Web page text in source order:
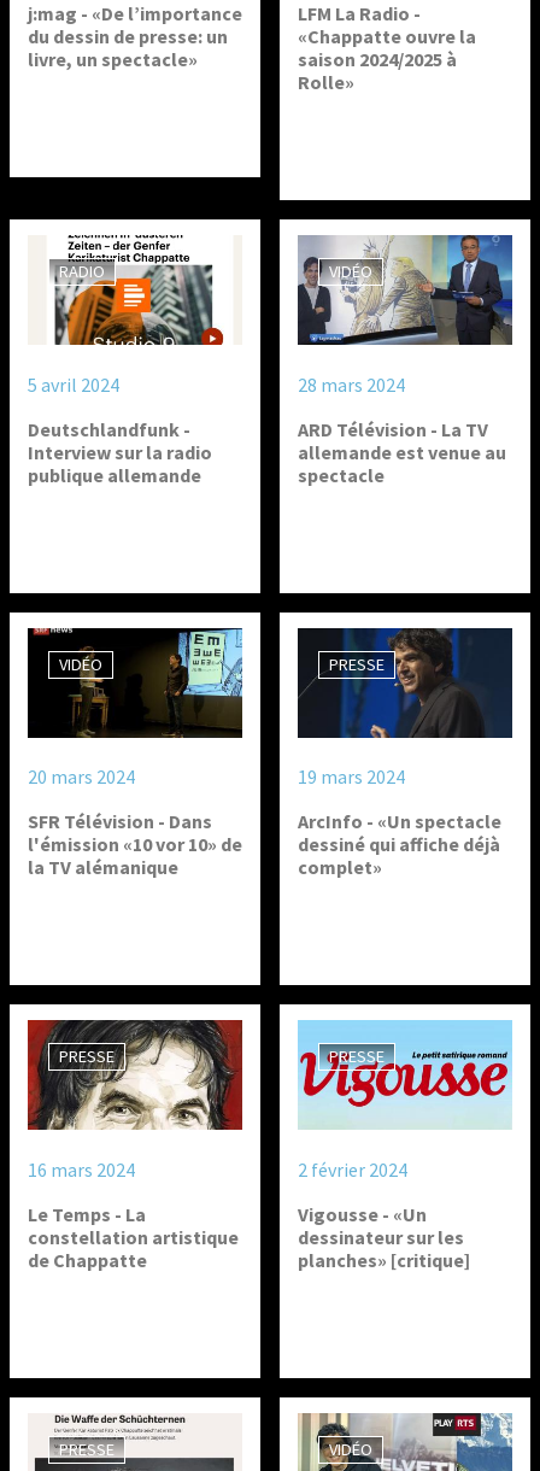
j:mag - «De l’importance
du dessin de presse: un
livre, un spectacle»
LFM La Radio -
«Chappatte ouvre la
saison 2024/2025 à
Rolle»
RADIO
5 avril 2024
Deutschlandfunk -
Interview sur la radio
publique allemande
VIDÉO
28 mars 2024
ARD Télévision - La TV
allemande est venue au
spectacle
VIDÉO
20 mars 2024
SFR Télévision - Dans
l'émission «10 vor 10» de
la TV alémanique
PRESSE
19 mars 2024
ArcInfo - «Un spectacle
dessiné qui affiche déjà
complet»
PRESSE
16 mars 2024
Le Temps - La
constellation artistique
de Chappatte
PRESSE
2 février 2024
Vigousse - «Un
dessinateur sur les
planches» [critique]
PRESSE VIDÉO